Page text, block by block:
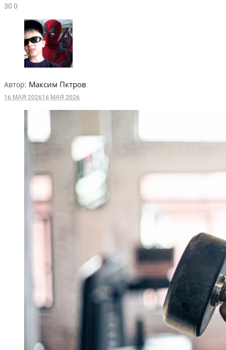
300
Автор: Максим Пктров
16 МАЯ 202616 МАЯ 2026